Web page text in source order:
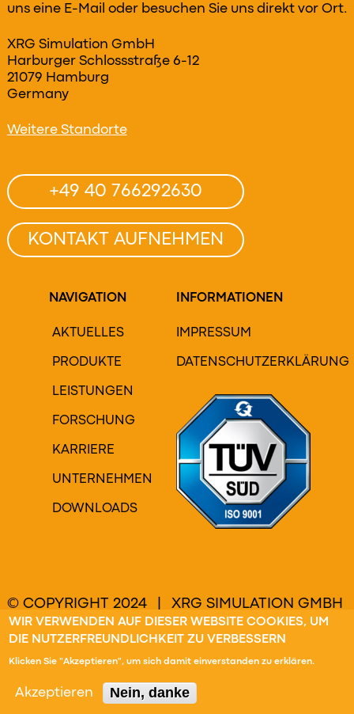
WIR VERWENDEN AUF DIESER WEBSITE COOKIES, UM
DIE NUTZERFREUNDLICHKEIT ZU VERBESSERN
Klicken Sie "Akzeptieren", um sich damit einverstanden zu erklären.
Akzeptieren Nein, danke
uns eine E-Mail oder besuchen Sie uns direkt vor Ort.
XRG Simulation GmbH
Harburger Schlossstraße 6-12
21079 Hamburg
Germany
Weitere Standorte
+49 40 766292630
KONTAKT AUFNEHMEN
NAVIGATION
AKTUELLES
PRODUKTE
LEISTUNGEN
FORSCHUNG
KARRIERE
UNTERNEHMEN
DOWNLOADS
INFORMATIONEN
IMPRESSUM
DATENSCHUTZERKLÄRUNG
© COPYRIGHT 2024 | XRG SIMULATION GMBH
| ALLE RECHTE VORBEHALTEN